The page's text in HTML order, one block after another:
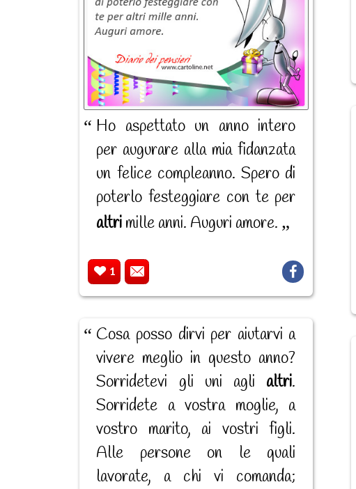
Ho aspettato un anno intero
per augurare alla mia fidanzata
un felice compleanno. Spero di
poterlo festeggiare con te per
altri mille anni. Auguri amore.
1
Cosa posso dirvi per aiutarvi a
vivere meglio in questo anno?
Sorridetevi gli uni agli altri.
Sorridete a vostra moglie, a
vostro marito, ai vostri figli.
Alle persone on le quali
lavorate, a chi vi comanda;